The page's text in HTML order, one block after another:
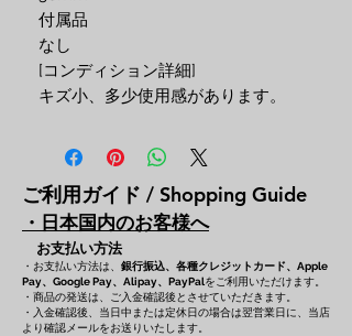
付属品
なし
[コンディション詳細]
キズ小、多少使用感があります。
ご利用ガイド / Shopping Guide
・日本国内のお客様へ
お支払い方法
・お支払い方法は、 銀行振込、各種クレジットカード、 Apple
Pay、Google Pay、Alipay、PayPalをご利用いただけます。
・商品の発送は、ご入金確認後とさせていただきます。
・入金確認後、当日中または定休日の場合は翌営業日に、当店
より確認メールをお送りいたします。